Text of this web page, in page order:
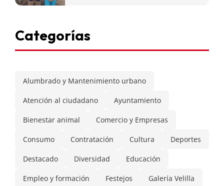
Categorías
Alumbrado y Mantenimiento urbano
Atención al ciudadano Ayuntamiento
Bienestar animal Comercio y Empresas
Consumo Contratación Cultura Deportes
Destacado Diversidad Educación
Empleo y formación Festejos Galería Velilla